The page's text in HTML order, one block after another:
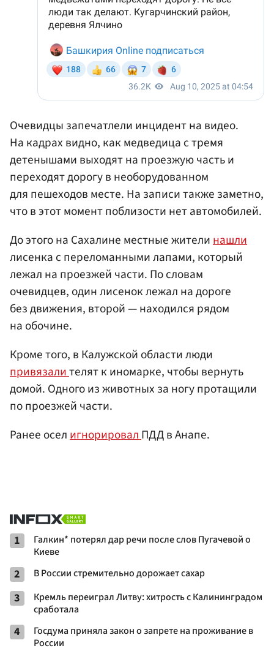
Очевидцы запечатлели инцидент на видео.
На кадрах видно, как медведица с тремя
детенышами выходят на проезжую часть и
переходят дорогу в необорудованном
для пешеходов месте. На записи также заметно,
что в этот момент поблизости нет автомобилей.
До этого на Сахалине местные жителинашли
лисенка с переломанными лапами, который
лежал на проезжей части. По словам
очевидцев, один лисенок лежал на дороге
без движения, второй — находился рядом
на обочине.
Кроме того, в Калужской области люди
привязалителят к иномарке, чтобы вернуть
домой. Одного из животных за ногу протащили
по проезжей части.
Ранее оселигнорировалПДД в Анапе.
1
Галкин* потерял дар речи после слов Пугачевой о
Киеве
2 В России стремительно дорожает сахар
3
Кремль переиграл Литву: хитрость с Калининградом
сработала
4
Госдума приняла закон о запрете на проживание в
России